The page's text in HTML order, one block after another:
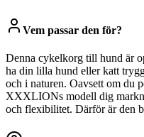
Vem passar den för?
Denna cykelkorg till hund är
ha din lilla hund eller katt
och i naturen. Oavsett om du
XXXLIONs modell dig
och flexibilitet. Därför är den